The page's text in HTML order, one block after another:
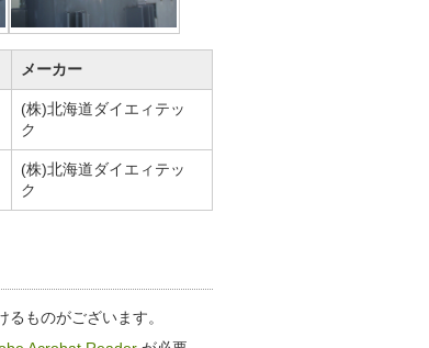
メーカー
(株)北海道ダイエィテッ
ク
(株)北海道ダイエィテッ
ク
ものがございます。